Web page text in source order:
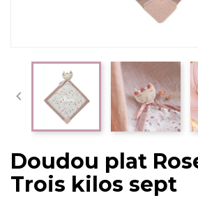

Doudou plat
Trois kilos sept